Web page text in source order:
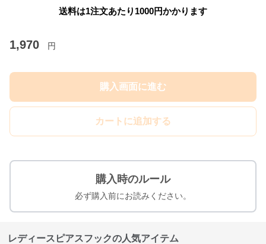
送料は1注文あたり 1000円かかります
1,970 円
購入画面に進む
カートに追加する
購入時のルール
必ず購入前にお読みください。
レディースピアスフックの人気アイテム